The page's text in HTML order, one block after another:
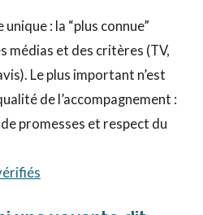
unique : la “plus connue”
médias et des critères (TV,
Le plus important n’est
de l’accompagnement :
promesses et respect du